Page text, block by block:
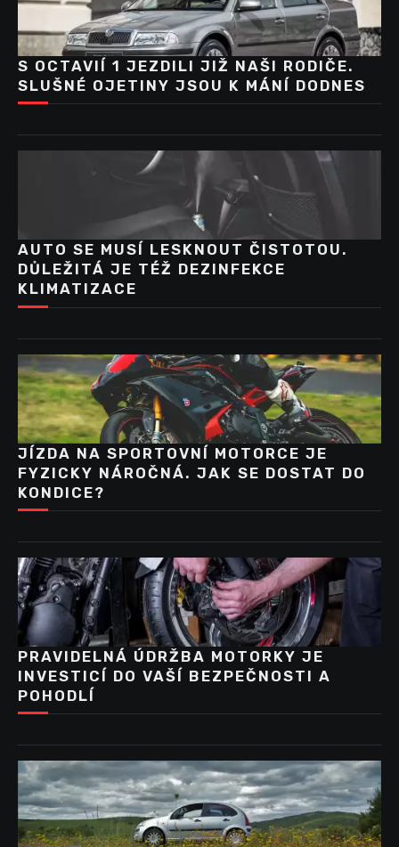
S OCTAVIÍ 1 JEZDILI JIŽ NAŠI RODIČE.
SLUŠNÉ OJETINY JSOU K MÁNÍ DODNES
AUTO SE MUSÍ LESKNOUT ČISTOTOU.
DŮLEŽITÁ JE TÉŽ DEZINFEKCE
KLIMATIZACE
JÍZDA NA SPORTOVNÍ MOTORCE JE
FYZICKY NÁROČNÁ. JAK SE DOSTAT DO
KONDICE?
PRAVIDELNÁ ÚDRŽBA MOTORKY JE
INVESTICÍ DO VAŠÍ BEZPEČNOSTI A
POHODLÍ